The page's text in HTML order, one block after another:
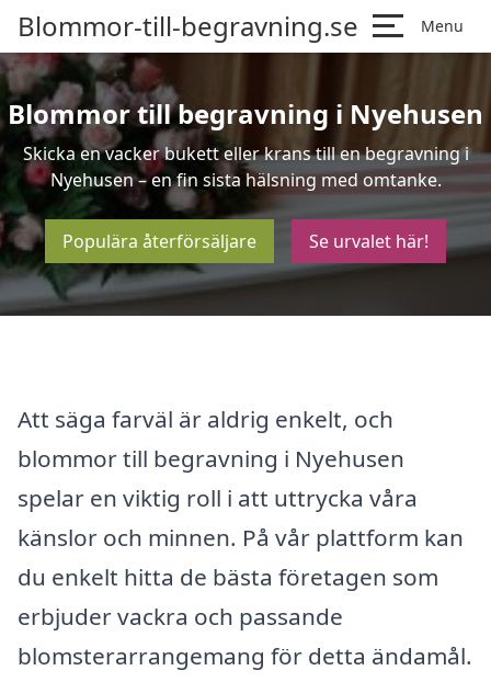
Blommor-till-begravning.se Menu
Blommor till begravning i Nyehusen
Skicka en vacker bukett eller krans till en begravning i
Nyehusen – en fin sista hälsning med omtanke.
Populära återförsäljare Se urvalet här!
Att säga farväl är aldrig enkelt, och
blommor till begravning i Nyehusen
spelar en viktig roll i att uttrycka våra
känslor och minnen. På vår plattform kan
du enkelt hitta de bästa företagen som
erbjuder vackra och passande
blomsterarrangemang för detta ändamål.